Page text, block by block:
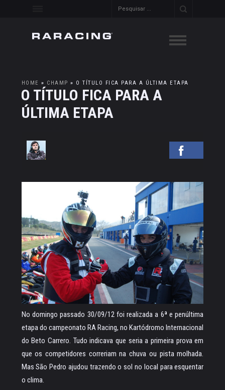
HOME » CHAMP » O TÍTULO FICA PARA A ÚLTIMA ETAPA
O TÍTULO FICA PARA A
ÚLTIMA ETAPA
No domingo passado 30/09/12 foi realizada a 6ª e penúltima
etapa do campeonato RA Racing, no Kartódromo Internacional
do Beto Carrero. Tudo indicava que seria a primeira prova em
que os competidores correriam na chuva ou pista molhada.
Mas São Pedro ajudou trazendo o sol no local para esquentar
o clima.